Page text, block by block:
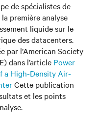
de spécialistes de
première analyse
liquide sur le
des datacenters.
par l’American Society
dans l’article Power
a High-Density Air-
Cette publication
et les points